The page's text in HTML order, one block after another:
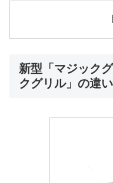
新型「マジック
クグリル」の違